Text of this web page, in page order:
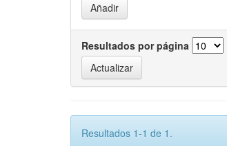
Resultados por página
Resultados 1-1 de 1.